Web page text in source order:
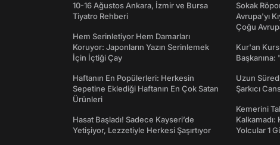
10-16 Ağustos Ankara, İzmir ve Bursa
Tiyatro Rehberi
Hem Serinletiyor Hem Damarları
Koruyor: Japonların Yazın Serinlemek
İçin İçtiği Çay
Haftanın En Popülerleri: Herkesin
Sepetine Eklediği Haftanın En Çok Satan
Ürünleri
Hasat Başladı! Sadece Kayseri’de
Yetişiyor, Lezzetiyle Herkesi Şaşırtıyor
Sokak
Avrupa'yı
Çoğu
Kur'an
Başkanına:
Uzun
Şarkıcı
Kemerini
Yolcular 1